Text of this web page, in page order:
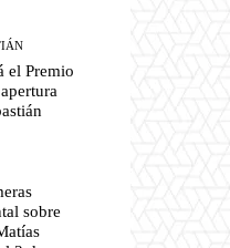
el Premio
sobre